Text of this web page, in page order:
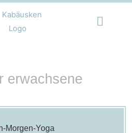
erwachsene
Morgen-Yoga